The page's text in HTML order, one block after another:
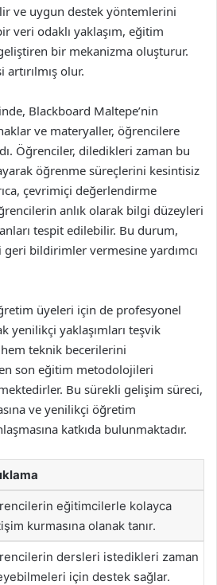
ve uygun destek yöntemlerini
veri odaklı yaklaşım, eğitim
bir mekanizma oluşturur.
olur.
Blackboard Maltepe’nin
ve materyaller, öğrencilere
Öğrenciler, diledikleri zaman bu
öğrenme süreçlerini kesintisiz
çevrimiçi değerlendirme
anlık olarak bilgi düzeyleri
tespit edilebilir. Bu durum,
bildirimler vermesine yardımcı
üyeleri için de profesyonel
yenilikçi yaklaşımları teşvik
teknik becerilerini
son eğitim metodolojileri
Bu sürekli gelişim süreci,
ve yenilikçi öğretim
katkıda bulunmaktadır.
eğitimcilerle kolayca
kurmasına olanak tanır.
dersleri istedikleri zaman
için destek sağlar.